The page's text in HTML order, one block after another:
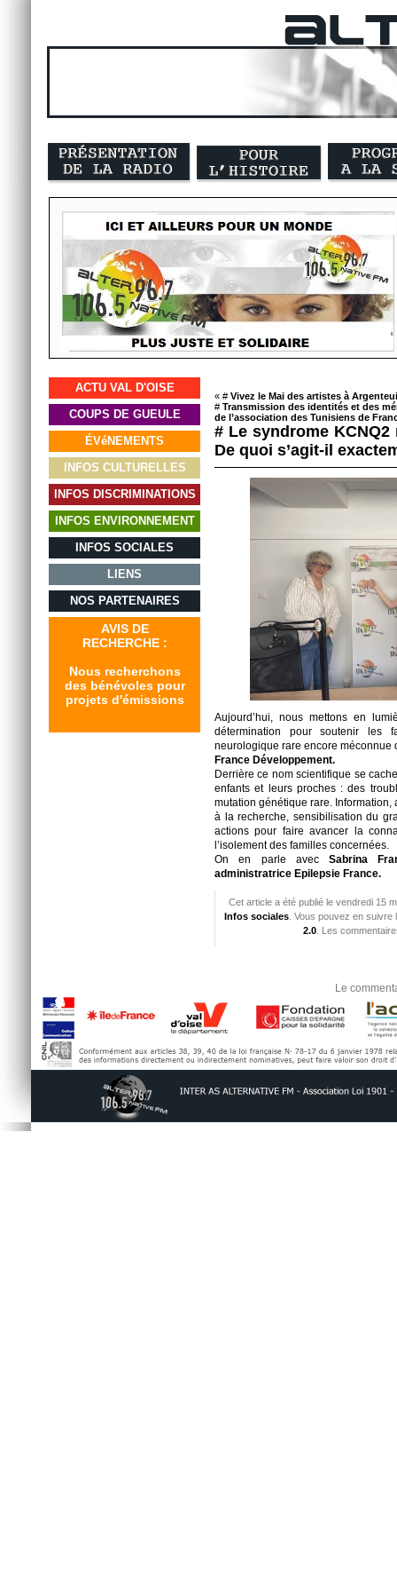
ACTU VAL D'OISE
COUPS DE GUEULE
ÉVéNEMENTS
INFOS CULTURELLES
INFOS DISCRIMINATIONS
INFOS ENVIRONNEMENT
INFOS SOCIALES
LIENS
NOS PARTENAIRES
AVIS DE
RECHERCHE :
Nous recherchons
des bénévoles pour
projets d'émissions
« # Vivez le Mai des artistes à
# Transmission des identités et des
de l’association des Tunisiens de
# Le syndrome
De quoi s’agit-il
Aujourd’hui, nous mettons en
détermination pour soutenir les
neurologique rare encore méconnue
France Développement.
Derrière ce nom scientifique se
enfants et leurs proches : des
mutation génétique rare.
à la recherche, sensibilisation du
actions pour faire avancer la
l’isolement des familles concernées.
On en parle avec Sabrina
administratrice Epilepsie France.
Cet article a été publié le vendredi 15
Infos sociales . Vous pouvez en
2.0 . Les
Le